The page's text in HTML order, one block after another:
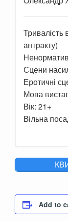
Тривалість
антракту)
Сцени
Еротичні
Мова
Вік: 21+
Вільна
Разве
войны?
сельская
лесу
Она
Add to